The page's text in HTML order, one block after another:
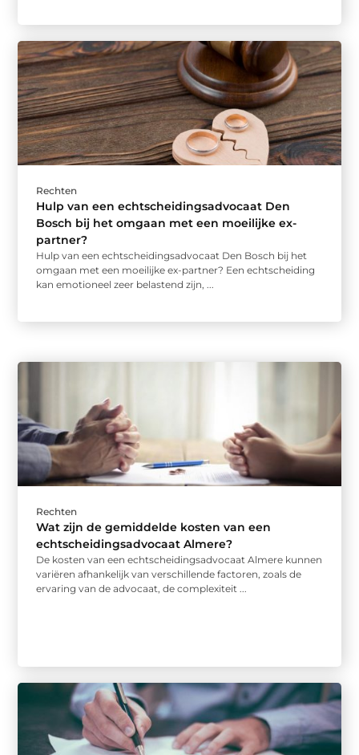
Rechten
Hulp van een echtscheidingsadvocaat Den
Bosch bij het omgaan met een moeilijke ex-
partner?
Hulp van een echtscheidingsadvocaat Den Bosch bij het
omgaan met een moeilijke ex-partner? Een echtscheiding
kan emotioneel zeer belastend zijn, ...
Rechten
Wat zijn de gemiddelde kosten van een
echtscheidingsadvocaat Almere?
De kosten van een echtscheidingsadvocaat Almere kunnen
variëren afhankelijk van verschillende factoren, zoals de
ervaring van de advocaat, de complexiteit ...